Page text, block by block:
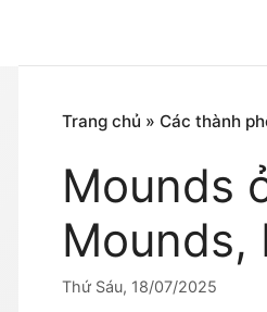
nội
Trang chủ » Các thành
Mounds
Mounds,
Thứ Sáu, 18/07/2025